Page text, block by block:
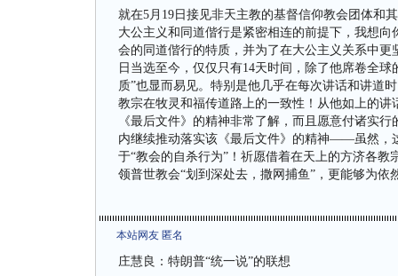
就在5月19日接见非天主教的基督信仰教会团体和
大公主义和同道偕行是紧密相连的前提下，我想
会的同道偕行的特质，并为了在大公主义关系中
日当选至今，仅仅只有14天时间，除了他席卷全
质”也显而易见。特别是他几乎在每次讲话和讲道
教宗在牧灵和福传道路上的一致性！从他如上的
《最后文件》的精神非常了解，而且愿意付诸实
内继续推动落实该《最后文件》的精神——虽然，
于“教会的自杀行为”！祈愿借着在天上的方济各
领普世教会“划到深处去，撒网捕鱼”，更能够为
本站网友 匿名
庄慧良：特朗普“统一说”的联想